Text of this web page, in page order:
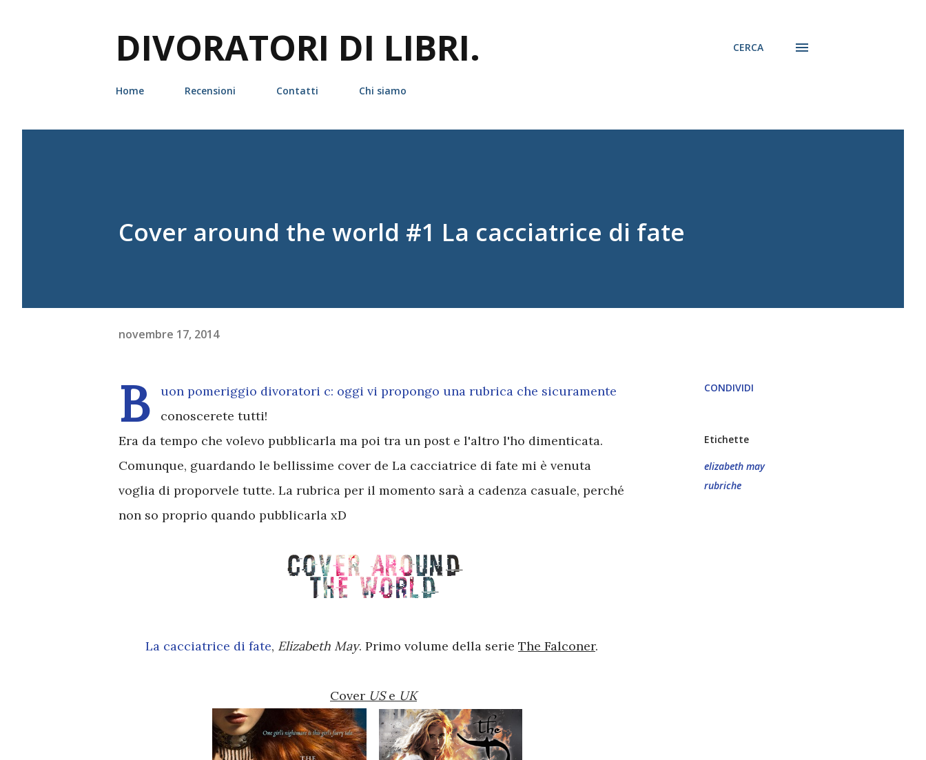
DIVORATORI DI LIBRI. CERCA
Home Recensioni Contatti Chi siamo
Cover around the world #1 La cacciatrice di fate
novembre 17, 2014
B
uon pomeriggio divoratori c: oggi vi propongo una rubrica che sicuramente
conoscerete tutti!
Era da tempo che volevo pubblicarla ma poi tra un post e l'altro l'ho dimenticata.
Comunque, guardando le bellissime cover de La cacciatrice di fate mi è venuta
voglia di proporvele tutte. La rubrica per il momento sarà a cadenza casuale, perché
non so proprio quando pubblicarla xD
La cacciatrice di fate, Elizabeth May. Primo volume della serie The Falconer.
Cover USe UK
CONDIVIDI
Etichette
elizabeth may
rubriche